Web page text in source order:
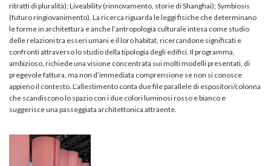
ritratti di pluralità); Liveability (rinnovamento, storie di Shanghai); Symbiosis
(futuro ringiovanimento). La ricerca riguarda le leggi fisiche che determinano
le forme in architettura e anche l’antropologia culturale intesa come studio
delle relazioni tra esseri umani e il loro habitat, ricercandone significati e
confronti attraverso lo studio della tipologia degli edifici. Il programma,
ambizioso, richiede una visione concentrata sui molti modelli presentati, di
pregevole fattura, ma non d’immediata comprensione se non si conosce
appieno il contesto. L’allestimento conta due file parallele di espositori/colonna
che scandiscono lo spazio con i due colori luminosi rosso e bianco e
suggerisce una passeggiata architettonica attraente.